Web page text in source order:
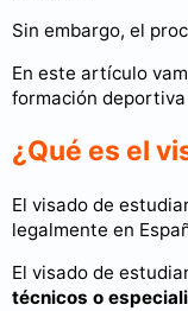
Sin embargo, el
En este artículo
formación
¿Qué es el
El visado de
legalmente en
El visado de
técnicos o